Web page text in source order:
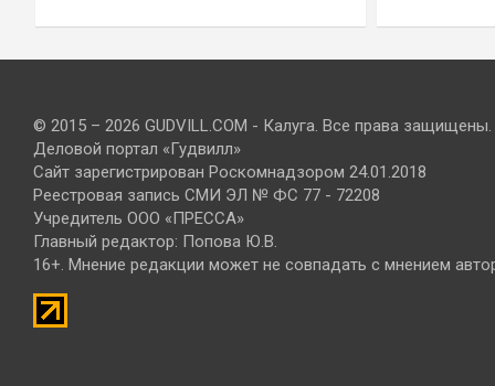
© 2015 – 2026 GUDVILL.COM - Калуга. Все права защищены.
Деловой портал «Гудвилл»
Сайт зарегистрирован Роскомнадзором 24.01.2018
Реестровая запись СМИ ЭЛ № ФС 77 - 72208
Учредитель ООО «ПРЕССА»
Главный редактор: Попова Ю.В.
16+. Мнение редакции может не совпадать с мнением